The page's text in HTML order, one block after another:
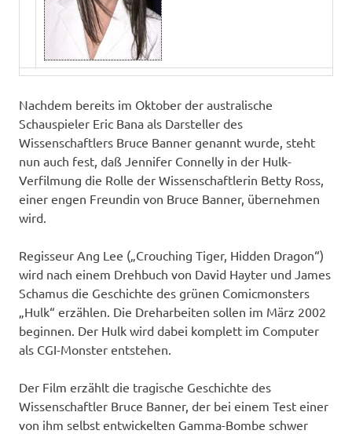
Nachdem bereits im Oktober der australische
Schauspieler Eric Bana als Darsteller des
Wissenschaftlers Bruce Banner genannt wurde, steht
nun auch fest, daß Jennifer Connelly in der Hulk-
Verfilmung die Rolle der Wissenschaftlerin Betty Ross,
einer engen Freundin von Bruce Banner, übernehmen
wird.
Regisseur Ang Lee („Crouching Tiger, Hidden Dragon“)
wird nach einem Drehbuch von David Hayter und James
Schamus die Geschichte des grünen Comicmonsters
„Hulk“ erzählen. Die Dreharbeiten sollen im März 2002
beginnen. Der Hulk wird dabei komplett im Computer
als CGI-Monster entstehen.
Der Film erzählt die tragische Geschichte des
Wissenschaftler Bruce Banner, der bei einem Test einer
von ihm selbst entwickelten Gamma-Bombe schwer